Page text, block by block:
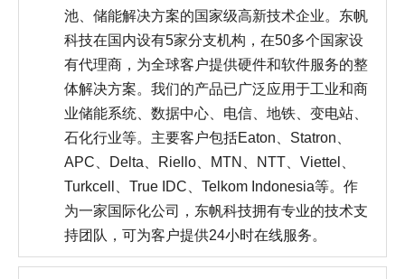
池、储能解决方案的国家级高新技术企业。东帆
科技在国内设有5家分支机构，在50多个国家设
有代理商，为全球客户提供硬件和软件服务的整
体解决方案。我们的产品已广泛应用于工业和商
业储能系统、数据中心、电信、地铁、变电站、
石化行业等。主要客户包括Eaton、Statron、
APC、Delta、Riello、MTN、NTT、Viettel、
Turkcell、True IDC、Telkom Indonesia等。作
为一家国际化公司，东帆科技拥有专业的技术支
持团队，可为客户提供24小时在线服务。